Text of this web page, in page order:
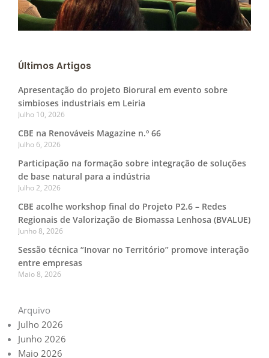
Últimos Artigos
Apresentação do projeto Biorural em evento sobre
simbioses industriais em Leiria
Julho 10, 2026
CBE na Renováveis Magazine n.º 66
Julho 6, 2026
Participação na formação sobre integração de soluções
de base natural para a indústria
Julho 2, 2026
CBE acolhe workshop final do Projeto P2.6 – Redes
Regionais de Valorização de Biomassa Lenhosa (BVALUE)
Junho 8, 2026
Sessão técnica “Inovar no Território” promove interação
entre empresas
Maio 8, 2026
Arquivo
Julho 2026
Junho 2026
Maio 2026